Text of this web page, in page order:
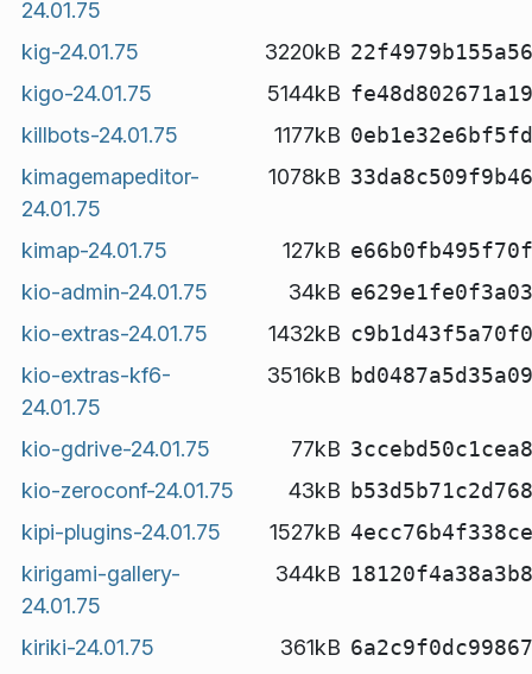
24.01.75
kig-24.01.75 3220kB
kigo-24.01.75
5144kB
killbots-24.01.75
1177kB
kimagemapeditor-
24.01.75
1078kB
kimap-24.01.75 127kB
kio-admin-24.01.75
34kB
kio-extras-24.01.75
1432kB
kio-extras-kf6-
24.01.75
3516kB
kio-gdrive-24.01.75 77kB
kio-zeroconf-24.01.75
43kB
kipi-plugins-24.01.75
1527kB
kirigami-gallery-
24.01.75
344kB
kiriki-24.01.75 361kB